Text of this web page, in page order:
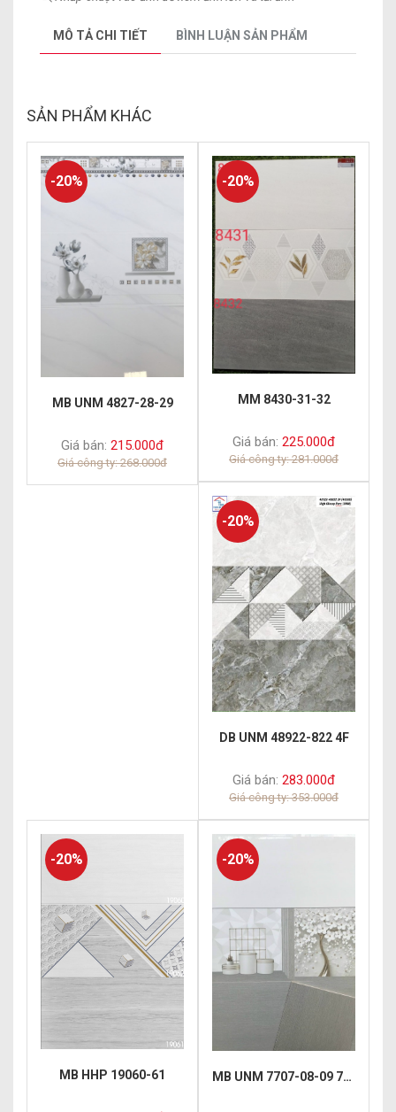
MÔ TẢ CHI TIẾT BÌNH LUẬN SẢN PHẨM
SẢN PHẨM KHÁC
-20%
MB UNM 4827-28-29
Giá bán: 215.000đ
Giá công ty: 268.000đ
-20%
MM 8430-31-32
Giá bán: 225.000đ
Giá công ty: 281.000đ
-20%
DB UNM 48922-822 4F
Giá bán: 283.000đ
Giá công ty: 353.000đ
-20%
MB HHP 19060-61
-20%
MB UNM 7707-08-09 7203